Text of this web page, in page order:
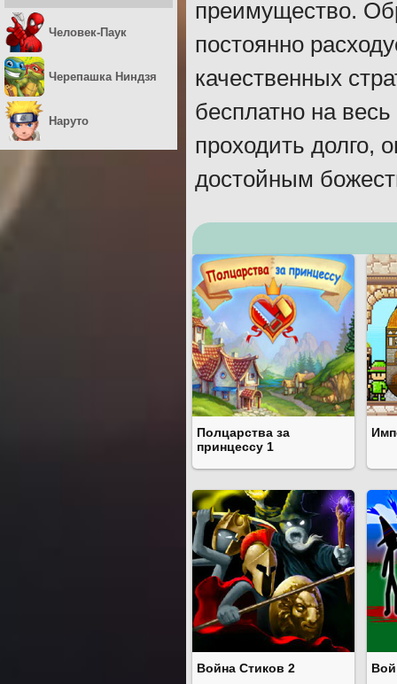
преимущество.
постоянно
качественных
бесплатно на
проходить долго,
достойным
Полцарства за
принцессу 1
Война Стиков 2
Человек-Паук
Черепашка Ниндзя
Наруто